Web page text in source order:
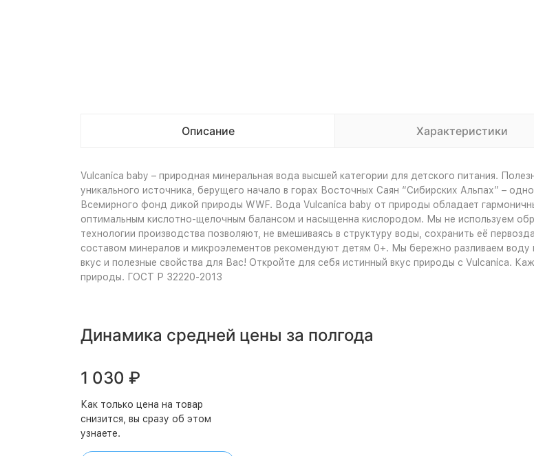
Описание Характеристики
Vulcanica baby – природная минеральная вода высшей категории для детского питания.
уникального источника, берущего начало в горах Восточных Саян “Сибирских Альпах” –
Всемирного фонд дикой природы WWF. Вода Vulcanica baby от природы обладает
оптимальным кислотно-щелочным балансом и насыщенна кислородом. Мы не используем
технологии производства позволяют, не вмешиваясь в структуру воды, сохранить её
составом минералов и микроэлементов рекомендуют детям 0+. Мы бережно разливаем воду
вкус и полезные свойства для Вас! Откройте для себя истинный вкус природы с Vulcanica.
природы. ГОСТ Р 32220-2013
Динамика средней цены за полгода
1 030 ₽
Как только цена на товар
снизится, вы сразу об этом
узнаете.